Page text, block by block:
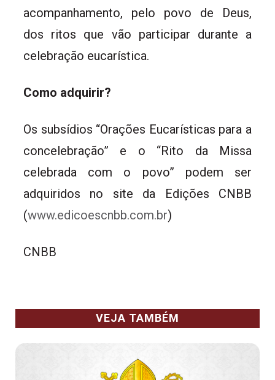
acompanhamento, pelo povo de Deus,
dos ritos que vão participar durante a
celebração eucarística.
Como adquirir?
Os subsídios “Orações Eucarísticas para a
concelebração” e o “Rito da Missa
celebrada com o povo” podem ser
adquiridos no site da Edições CNBB
(www.edicoescnbb.com.br)
CNBB
VEJA TAMBÉM